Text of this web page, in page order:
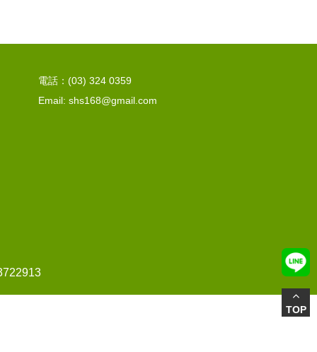
電話：(03) 324 0359
Email: shs168@gmail.com
TOP